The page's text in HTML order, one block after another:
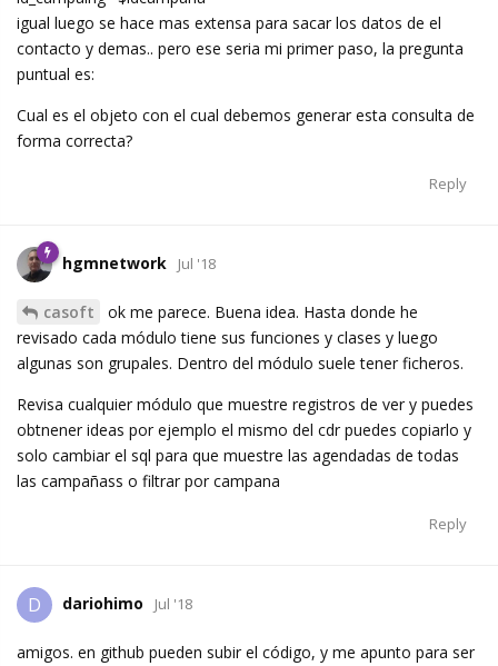
igual luego se hace mas extensa para sacar los datos de el
contacto y demas.. pero ese seria mi primer paso, la pregunta
puntual es:
Cual es el objeto con el cual debemos generar esta consulta de
forma correcta?
Reply
hgmnetwork Jul '18
casoft
ok me parece. Buena idea. Hasta donde he
revisado cada módulo tiene sus funciones y clases y luego
algunas son grupales. Dentro del módulo suele tener ficheros.
Revisa cualquier módulo que muestre registros de ver y puedes
obtnener ideas por ejemplo el mismo del cdr puedes copiarlo y
solo cambiar el sql para que muestre las agendadas de todas
las campañass o filtrar por campana
Reply
D dariohimo Jul '18
amigos. en github pueden subir el código, y me apunto para ser